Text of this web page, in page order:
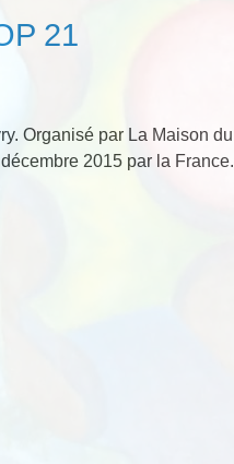
21
Organisé par La Maison du
2015 par la France.